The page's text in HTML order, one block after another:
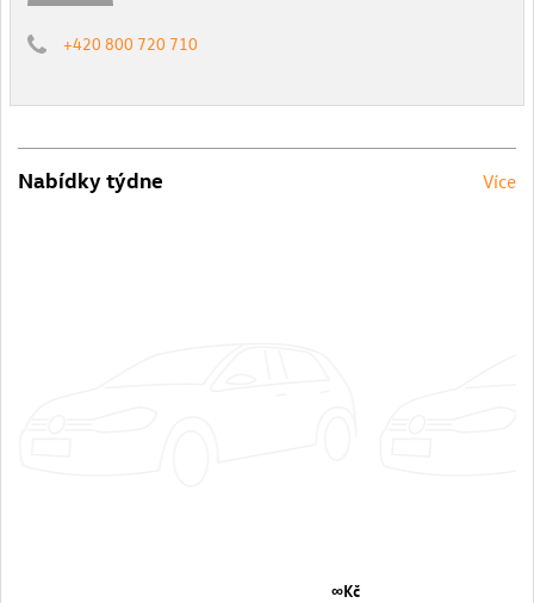
+420 800 720 710
Nabídky týdne Více
∞Kč